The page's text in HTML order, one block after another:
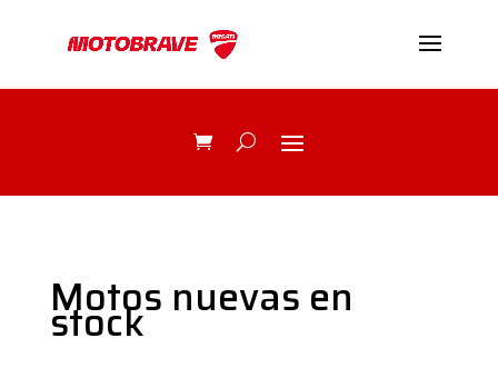
Motos nuevas en
stock